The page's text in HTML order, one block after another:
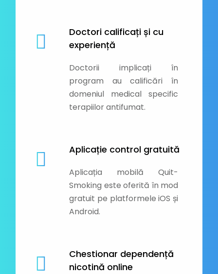
Doctori calificați și cu
experiență
Doctorii implicați în
program au calificări în
domeniul medical specific
terapiilor antifumat.
Aplicație control gratuită
Aplicația mobilă Quit-
Smoking este oferită în mod
gratuit pe platformele iOS și
Android.
Chestionar dependență
nicotină online